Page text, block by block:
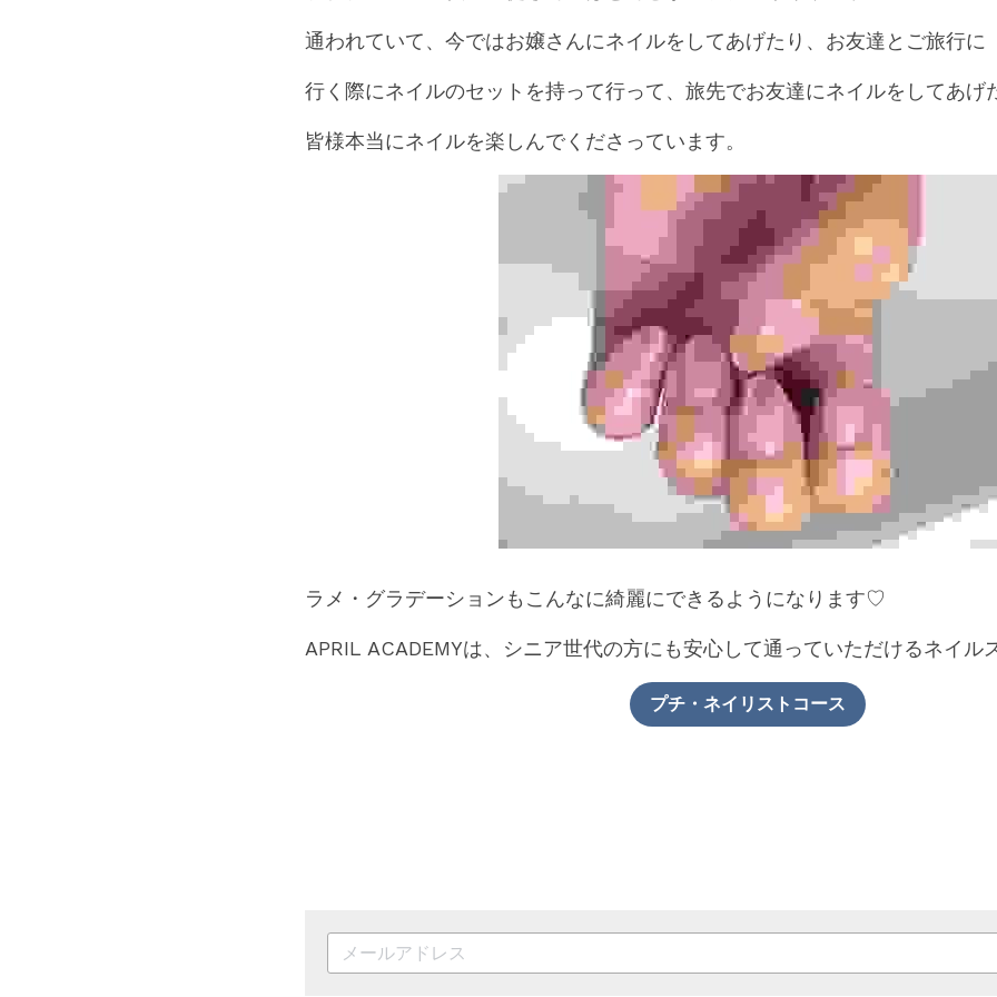
通われていて、今ではお嬢さんにネイルをしてあげたり、お友達とご旅行に
行く際にネイルのセットを持って行って、旅先でお友達にネイルをしてあげ
皆様本当にネイルを楽しんでくださっています。
ラメ・グラデーションもこんなに綺麗にできるようになります♡
APRIL ACADEMYは、シニア世代の方にも安心して通っていただけるネイル
プチ・ネイリストコース